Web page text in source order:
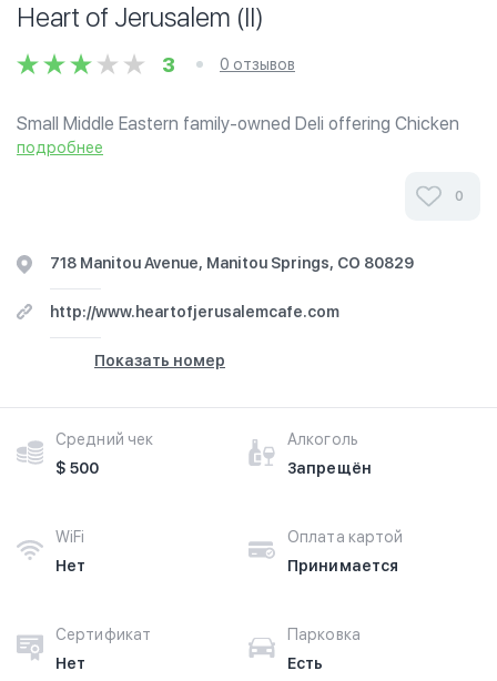
Heart of Jerusalem (II)
3 0 отзывов
Small Middle Eastern family-owned Deli offering Chicken
Shawerma, Beef Shawermah, fresh Falafel, sandwiches
подробнее
0
718 Manitou Avenue, Manitou Springs, CO 80829
http://www.heartofjerusalemcafe.com
Показать номер
Средний чек
$ 500
Алкоголь
Запрещён
WiFi
Нет
Оплата картой
Принимается
Сертификат
Нет
Парковка
Есть